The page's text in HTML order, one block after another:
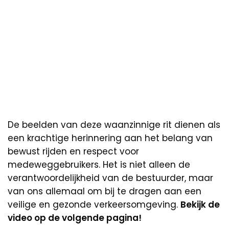
De beelden van deze waanzinnige rit dienen als
een krachtige herinnering aan het belang van
bewust rijden en respect voor
medeweggebruikers. Het is niet alleen de
verantwoordelijkheid van de bestuurder, maar
van ons allemaal om bij te dragen aan een
veilige en gezonde verkeersomgeving. Bekijk de
video op de volgende pagina!